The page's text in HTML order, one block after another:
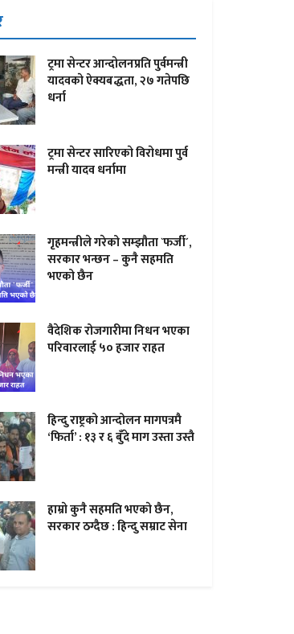
ट्रमा सेन्टर आन्दाेलनप्रति पुर्वमन्त्री
यादवकाे ऐक्यबद्धता, २७ गतेपछि
धर्ना
ट्रमा सेन्टर सारिएकाे विराेधमा पुर्व
मन्त्री यादव धर्नामा
गृहमन्त्रीले गरेको सम्झौता `फर्जी´,
सरकार भन्छन – कुनै सहमति
भएको छैन
वैदेशिक रोजगारीमा निधन भएका
परिवारलाई ५० हजार राहत
हिन्दु राष्ट्रको आन्दोलन मागपत्रमै
‘फिर्ता’ : १३ र ६ बुँदे माग उस्ता उस्तै
हाम्राे कुनै सहमति भएकाे छैन,
सरकार ठग्दैछ : हिन्दु सम्राट सेना